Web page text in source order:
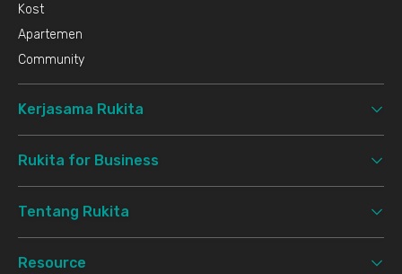
Kost
Apartemen
Community
Kerjasama Rukita
Rukita for Business
Tentang Rukita
Resource